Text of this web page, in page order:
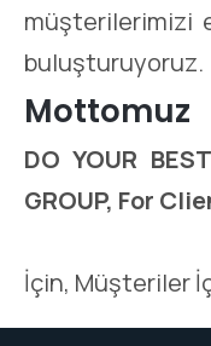
müşterilerimizi
buluşturuyoruz.
Mottomuz
DO YOUR
GROUP, For
(Kendin
İçin, Müşteriler